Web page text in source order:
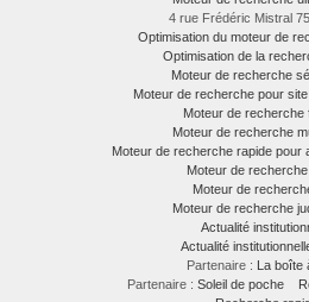
4 rue Frédéric Mistral
Optimisation du moteur de
Optimisation de la
Moteur de recherche
Moteur de recherche pour
Moteur de recherche
Moteur de recherche
Moteur de recherche rapide pour
Moteur de
Moteur de
Moteur de recherche
Actualité
Actualité
Partenaire : La boîte
Partenaire :Soleil de poche